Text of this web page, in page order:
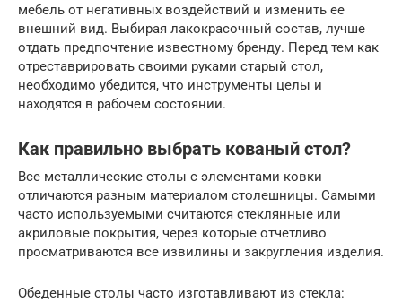
мебель от негативных воздействий и изменить ее
внешний вид. Выбирая лакокрасочный состав, лучше
отдать предпочтение известному бренду. Перед тем как
отреставрировать своими руками старый стол,
необходимо убедится, что инструменты целы и
находятся в рабочем состоянии.
Как правильно выбрать кованый стол?
Все металлические столы с элементами ковки
отличаются разным материалом столешницы. Самыми
часто используемыми считаются стеклянные или
акриловые покрытия, через которые отчетливо
просматриваются все извилины и закругления изделия.
Обеденные столы часто изготавливают из стекла: